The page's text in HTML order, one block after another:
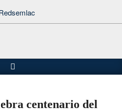
Buscar
centenario del